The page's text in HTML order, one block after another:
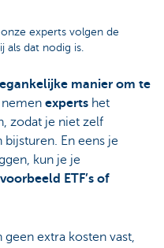
experts volgen de
als dat nodig is.
manier om te
nemen experts het
zodat je niet zelf
En eens je
kun je je
ETF’s of
geen extra kosten vast,